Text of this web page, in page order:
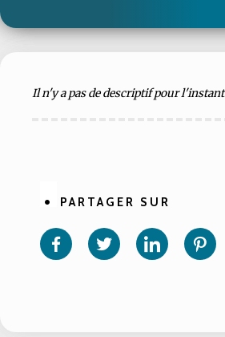
Il n'y a pas de descriptif pour l'instant
PARTAGER SUR
Partager
sur
Partager
sur sur